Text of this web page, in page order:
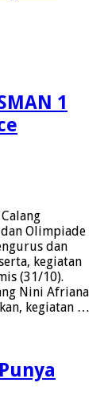
1
Olimpiade
dan
kegiatan
(31/10).
Nini Afriana
kegiatan …